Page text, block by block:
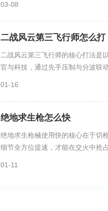
03-08
二战风云第三飞行师怎么打
二战风云第三飞行师的核心打法是
官与科技，通过先手压制与分波联动
01-16
绝地求生枪怎么快
绝地求生枪械使用快的核心在于切
细节全方位提速，才能在交火中抢占
01-11